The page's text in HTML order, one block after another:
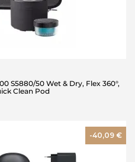
S5880/50 Wet & Dry, Flex 360°,
Clean Pod
-40,09 €